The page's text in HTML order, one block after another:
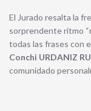
El Jurado resalta la
sorprendente ritmo
todas las frases con
Conchi URDANIZ
comunidado